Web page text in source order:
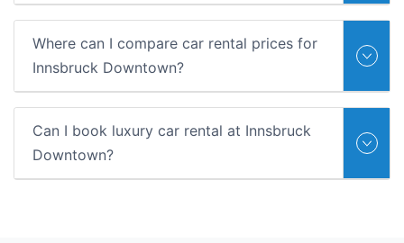
Where can I compare car rental prices for
Innsbruck Downtown?
Can I book luxury car rental at Innsbruck
Downtown?